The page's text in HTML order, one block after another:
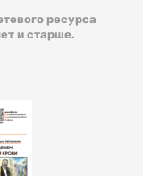
ресурса
и старше.